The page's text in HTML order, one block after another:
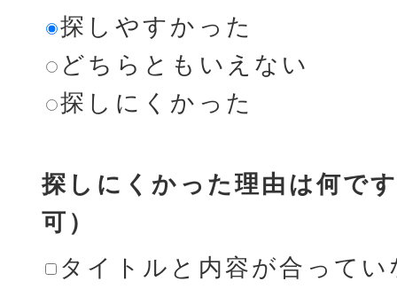
探しやすかった
どちらともいえない
探しにくかった
探しにくかった理由は何で
可）
タイトルと内容が合ってい